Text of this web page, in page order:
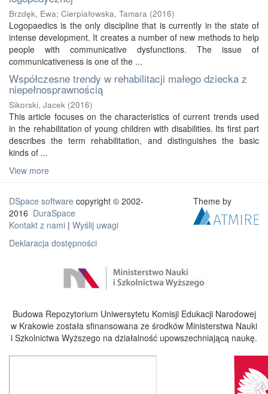
Brzdęk, Ewa; Cierpiałowska, Tamara (2016)
Logopaedics is the only discipline that is currently in the state of
intense development. It creates a number of new methods to help
people with communicative dysfunctions. The issue of
communicativeness is one of the ...
Współczesne trendy w rehabilitacji małego dziecka z
niepełnosprawnością
Sikorski, Jacek (2016)
This article focuses on the characteristics of current trends used
in the rehabilitation of young children with disabilities. Its first part
describes the term rehabilitation, and distinguishes the basic
kinds of ...
View more
DSpace software copyright © 2002-
2016 DuraSpace
Kontakt z nami | Wyślij uwagi
Deklaracja dostępności
Theme by
Budowa Repozytorium Uniwersytetu Komisji Edukacji Narodowej
w Krakowie została sfinansowana ze środków Ministerstwa Nauki
i Szkolnictwa Wyższego na działalność upowszechniającą naukę.